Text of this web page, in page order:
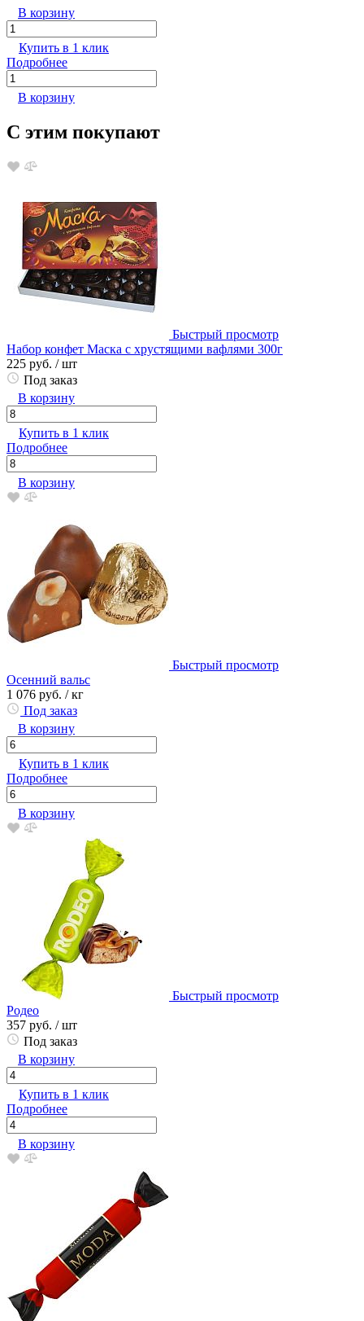
В корзину
Купить в 1 клик
Подробнее
В корзину
С этим покупают
Быстрый просмотр
Набор конфет Маска с хрустящими вафлями 300г
225 руб. / шт
Под заказ
В корзину
Купить в 1 клик
Подробнее
В корзину
Быстрый просмотр
Осенний вальс
1 076 руб. / кг
Под заказ
В корзину
Купить в 1 клик
Подробнее
В корзину
Быстрый просмотр
Родео
357 руб. / шт
Под заказ
В корзину
Купить в 1 клик
Подробнее
В корзину